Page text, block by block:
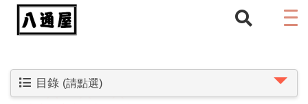
目錄 (請點選)